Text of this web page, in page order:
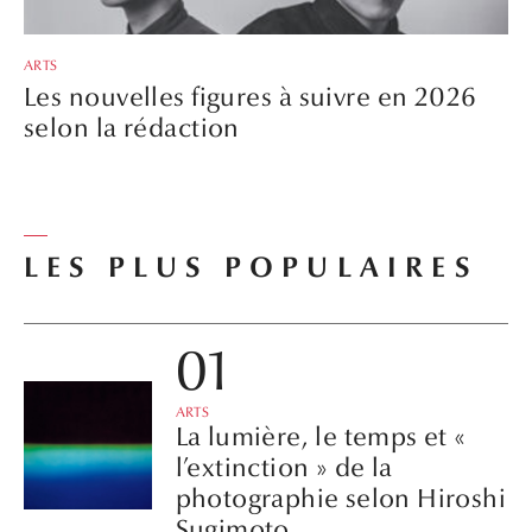
ARTS
Les nouvelles figures à suivre en 2026
selon la rédaction
LES PLUS POPULAIRES
ARTS
La lumière, le temps et «
l’extinction » de la
photographie selon Hiroshi